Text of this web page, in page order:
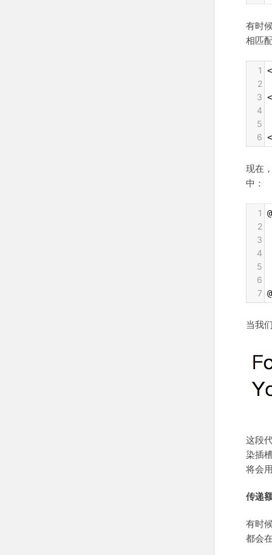
有时
相匹
1
2
3
4
5
6
现在
中：
1
2
3
4
5
6
7
当我
这段
染插
将会
传递
有时
都会